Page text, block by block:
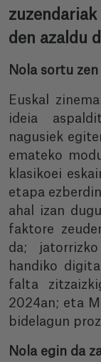
zuzendariak
den azaldu
Nola sortu
Euskal
ideia
nagusiek
emateko
klasikoei
etapa
ahal izan
faktore
da;
handiko
falta
2024an; eta
bidelagun
Nola egin da